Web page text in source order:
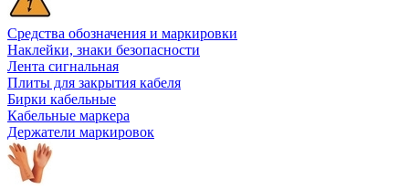
Средства обозначения и маркировки
Наклейки, знаки безопасности
Лента сигнальная
Плиты для закрытия кабеля
Бирки кабельные
Кабельные маркера
Держатели маркировок